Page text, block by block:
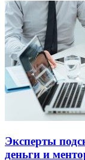
Эксперты
деньги и